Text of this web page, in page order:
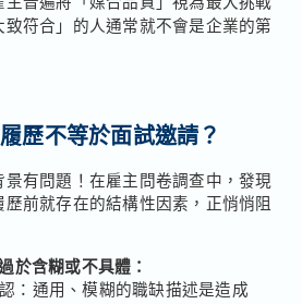
普遍將「媒合品質」視為最大挑戰
致符合」的人通常就不會是企業的第
歷不等於面試邀請？
有問題！在雇主問卷調查中，發現
歷前就存在的結構性因素，正悄悄阻
於含糊或不具體：
：通用、模糊的職缺描述是造成